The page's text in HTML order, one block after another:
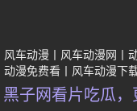
风车动漫 风车动漫网
动漫免费看
风车动漫下
黑子网看片吃瓜